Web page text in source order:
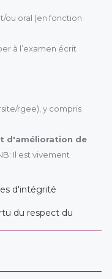
ou oral (en fonction
à l’examen écrit
rgee), y compris
d'amélioration de
Il est vivement
d'intégrité
du respect du